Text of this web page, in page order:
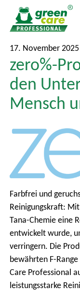
S
u
c
h
e
:
17. November 2025
zero%-
den
Mensch
Farbfrei und
Reinigungskraft:
Tana-Chemie eine
entwickelt wurde,
verringern. Die
bewährten F-
Care Professional
leistungsstarke